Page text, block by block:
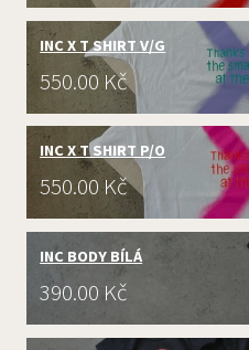
INC X T SHIRT V/G
Cena:
550.00 Kč
INC X T SHIRT P/O
Cena:
550.00 Kč
INC BODY BÍLÁ
Cena:
390.00 Kč